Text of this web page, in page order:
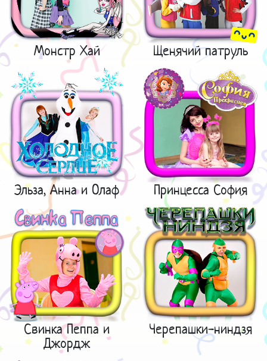
Монстр Хай Щенячий патруль
Эльза, Анна и Олаф Принцесса София
Свинка Пеппа и
Джордж
Черепашки-ниндзя